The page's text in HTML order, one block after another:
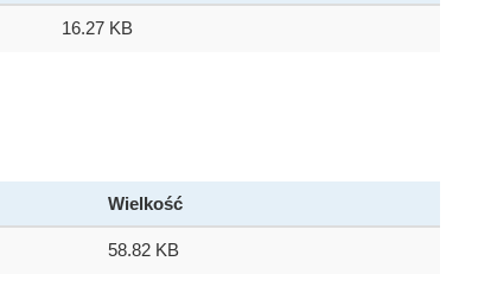
16.27 KB
Wielkość
58.82 KB